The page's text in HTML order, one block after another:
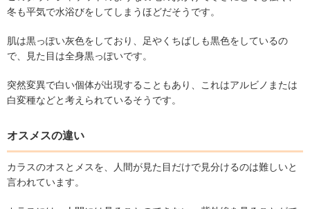
冬も平気で水浴びをしてしまうほどだそうです。
肌は黒っぽい灰色をしており、足やくちばしも黒色をしているの
で、見た目は全身黒っぽいです。
突然変異で白い個体が出現することもあり、これはアルビノまたは
白変種などと考えられているそうです。
オスメスの違い
カラスのオスとメスを、人間が見た目だけで見分けるのは難しいと
言われています。